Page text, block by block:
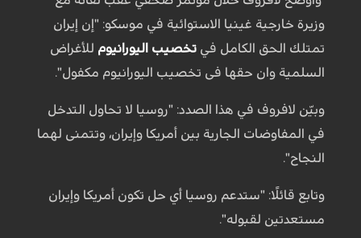
وزيرة خارجية غينيا الاستوائية في موسكو: "إن إيران
تمتلك الحق الكامل في تخصيب اليورانيوم للأغراض
السلمية وان حقها فی تخصیب الیورانیوم مکفول".
وبيّن لافروف في هذا الصدد: "روسيا لا تحاول التدخل
في المفاوضات الجارية بين أمريكا وإيران، وتتمنى لهما
النجاح".
وتابع قائلًا: "ستدعم روسيا أي حل تكون أمريكا وإيران
مستعدتين لقبوله".